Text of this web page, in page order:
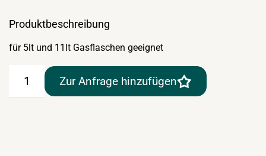
Produktbeschreibung
für 5lt und 11lt Gasflaschen geeignet
Heizstrahler
(Gas)
Zur Anfrage hinzufügen